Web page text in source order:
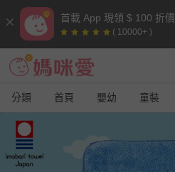
首載 App 現領 $ 100 折
( 10000+ )
分類 首頁 嬰幼 童裝